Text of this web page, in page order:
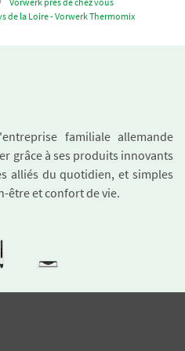
de la Loire - Vorwerk Thermomix
familiale allemande
grâce à ses produits innovants
alliés du quotidien, et simples
et confort de vie.